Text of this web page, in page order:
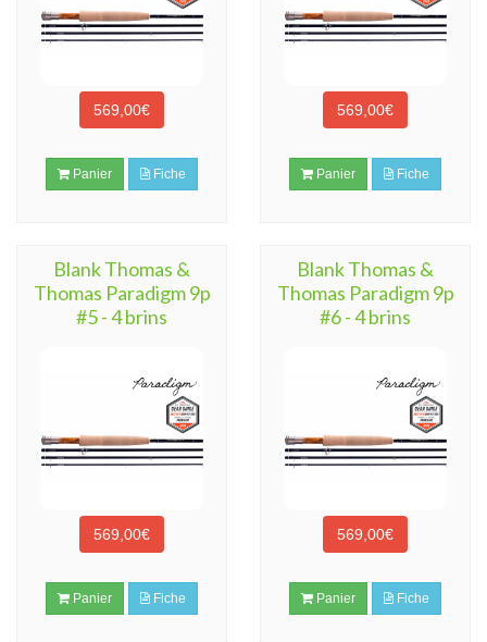
569,00€
Panier Fiche
569,00€
Panier Fiche
Blank Thomas &
Thomas Paradigm 9p
#5 - 4 brins
569,00€
Panier Fiche
Blank Thomas &
Thomas Paradigm 9p
#6 - 4 brins
569,00€
Panier Fiche